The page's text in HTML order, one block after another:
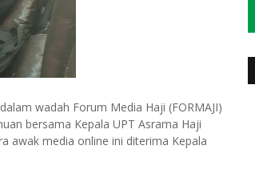
wadah Forum Media Haji (FORMAJI)
bersama Kepala UPT Asrama Haji
awak media online ini diterima Kepala